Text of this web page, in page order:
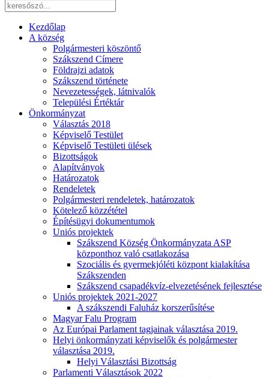
Kezdőlap
A község
Polgármesteri köszöntő
Szákszend Címere
Földrajzi adatok
Szákszend története
Nevezetességek, látnivalók
Települési Értéktár
Önkormányzat
Választás 2018
Képviselő Testület
Képviselő Testületi ülések
Bizottságok
Alapítványok
Határozatok
Rendeletek
Polgármesteri rendeletek, határozatok
Kötelező közzététel
Építésügyi dokumentumok
Uniós projektek
Szákszend Község Önkormányzata ASP
központhoz való csatlakozása
Szociális és gyermekjóléti központ kialakítása
Szákszenden
Szákszend csapadékvíz-elvezetésének fejlesztése
Uniós projektek 2021-2027
A szákszendi Faluház korszerűsítése
Magyar Falu Program
Az Európai Parlament tagjainak választása 2019.
Helyi önkormányzati képviselők és polgármester
választása 2019.
Helyi Választási Bizottság
Parlamenti Választások 2022